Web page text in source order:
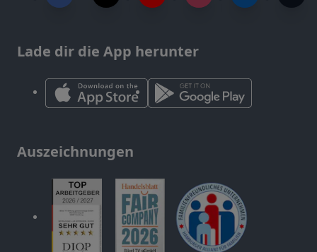
Lade dir die App herunter
Auszeichnungen